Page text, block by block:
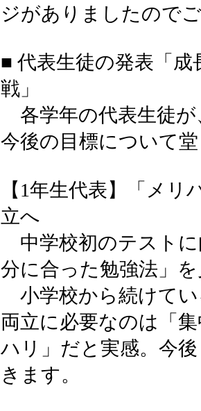
ジがありましたので
■ 代表生徒の発表「
戦」
各学年の代表生徒
今後の目標について
【1年生代表】「メ
立へ
中学校初のテストに
分に合った勉強法」
小学校から続けて
両立に必要なのは「
ハリ」だと実感。今
きます。